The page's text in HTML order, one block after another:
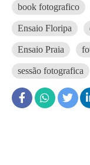
book fotografico
Ensaio Floripa
Ensaio Praia
sessão fotografica